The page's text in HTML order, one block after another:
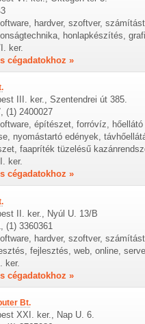
hardver, szoftver,
honlapkészítés,
ker.
cégadatokhoz »
III. ker., Szentendrei út 385.
(1) 2400027
építészet, forróvíz,
nyomástartó edények,
faapríték tüzelésű
ker.
cégadatokhoz »
II. ker., Nyúl U. 13/B
(1) 3360361
hardver, szoftver,
fejlesztés, web, online,
ker.
cégadatokhoz »
Bt.
XXI. ker., Nap U. 6.